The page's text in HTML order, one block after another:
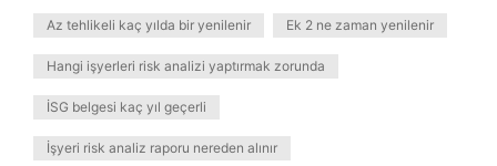
Az tehlikeli kaç yılda bir yenilenir Ek 2 ne zaman yenilenir
Hangi işyerleri risk analizi yaptırmak zorunda
İSG belgesi kaç yıl geçerli
İşyeri risk analiz raporu nereden alınır